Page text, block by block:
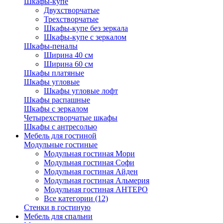
Двухстворчатые
Трехстворчатые
Шкафы-купе без зеркала
Шкафы-купе с зеркалом
Шкафы-пеналы
Ширина 40 см
Ширина 60 см
Шкафы платяные
Шкафы угловые
Шкафы угловые лофт
Шкафы распашные
Шкафы с зеркалом
Четырехстворчатые шкафы
Шкафы с антресолью
Мебель для гостиной
Модульные гостиные
Модульная гостиная Мори
Модульная гостиная Софи
Модульная гостиная Айден
Модульная гостиная Альмерия
Модульная гостиная АНТЕРО
Все категории (12)
Стенки в гостиную
Мебель для спальни